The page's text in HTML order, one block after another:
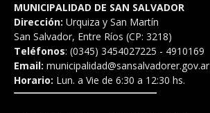
MUNICIPALIDAD DE SAN SALVADOR
Dirección: Urquiza y San Martín
San Salvador, Entre Ríos (CP: 3218)
Teléfonos: (0345) 3454027225 - 4910169
Email: municipalidad@sansalvadorer.gov.ar
Horario: Lun. a Vie de 6:30 a 12:30 hs.